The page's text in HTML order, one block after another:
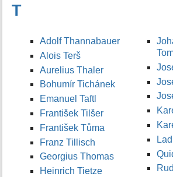
T
Adolf Thannabauer
Alois Terš
Aurelius Thaler
Bohumír Tichánek
Emanuel Taftl
František Tilšer
František Tůma
Franz Tillisch
Georgius Thomas
Heinrich Tietze